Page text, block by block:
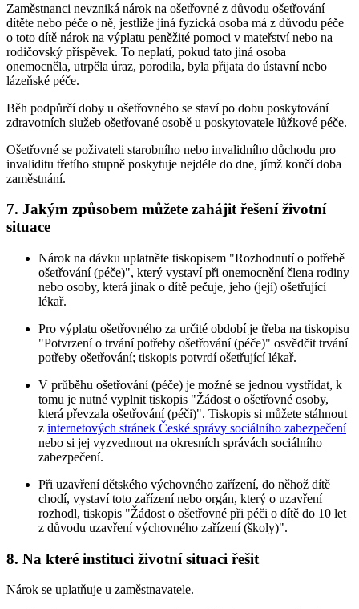
Zaměstnanci nevzniká nárok na ošetřovné z důvodu ošetřování
dítěte nebo péče o ně, jestliže jiná fyzická osoba má z důvodu péče
o toto dítě nárok na výplatu peněžité pomoci v mateřství nebo na
rodičovský příspěvek. To neplatí, pokud tato jiná osoba
onemocněla, utrpěla úraz, porodila, byla přijata do ústavní nebo
lázeňské péče.
Běh podpůrčí doby u ošetřovného se staví po dobu poskytování
zdravotních služeb ošetřované osobě u poskytovatele lůžkové péče.
Ošetřovné se poživateli starobního nebo invalidního důchodu pro
invaliditu třetího stupně poskytuje nejdéle do dne, jímž končí doba
zaměstnání.
7. Jakým způsobem můžete zahájit řešení životní
situace
Nárok na dávku uplatněte tiskopisem "Rozhodnutí o potřebě
ošetřování (péče)", který vystaví při onemocnění člena rodiny
nebo osoby, která jinak o dítě pečuje, jeho (její) ošetřující
lékař.
Pro výplatu ošetřovného za určité období je třeba na tiskopisu
"Potvrzení o trvání potřeby ošetřování (péče)" osvědčit trvání
potřeby ošetřování; tiskopis potvrdí ošetřující lékař.
V průběhu ošetřování (péče) je možné se jednou vystřídat, k
tomu je nutné vyplnit tiskopis "Žádost o ošetřovné osoby,
která převzala ošetřování (péči)". Tiskopis si můžete stáhnout
z internetových stránek České správy sociálního zabezpečení
nebo si jej vyzvednout na okresních správách sociálního
zabezpečení.
Při uzavření dětského výchovného zařízení, do něhož dítě
chodí, vystaví toto zařízení nebo orgán, který o uzavření
rozhodl, tiskopis "Žádost o ošetřovné při péči o dítě do 10 let
z důvodu uzavření výchovného zařízení (školy)".
8. Na které instituci životní situaci řešit
Nárok se uplatňuje u zaměstnavatele.